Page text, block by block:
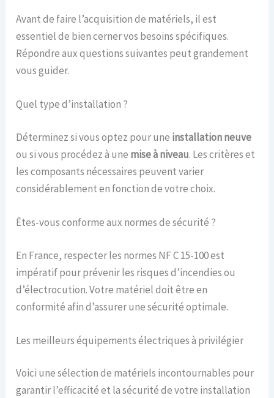
Avant de faire l’acquisition de matériels, il est
essentiel de bien cerner vos besoins spécifiques.
Répondre aux questions suivantes peut grandement
vous guider.
Quel type d’installation ?
Déterminez si vous optez pour une installation neuve
ou si vous procédez à une mise à niveau. Les critères et
les composants nécessaires peuvent varier
considérablement en fonction de votre choix.
Êtes-vous conforme aux normes de sécurité ?
En France, respecter les normes NF C 15-100 est
impératif pour prévenir les risques d’incendies ou
d’électrocution. Votre matériel doit être en
conformité afin d’assurer une sécurité optimale.
Les meilleurs équipements électriques à privilégier
Voici une sélection de matériels incontournables pour
garantir l’efficacité et la sécurité de votre installation